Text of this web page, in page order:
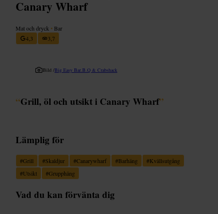
Canary Wharf
Mat och dryck • Bar
4,3
3,7
Bild /Big Easy Bar.B.Q & Crabshack
“Grill, öl och utsikt i Canary Wharf”
Lämplig för
#Grill #Skaldjur #Canarywharf #Barhäng #Kvällsutgång
#Utsikt #Grupphäng
Vad du kan förvänta dig